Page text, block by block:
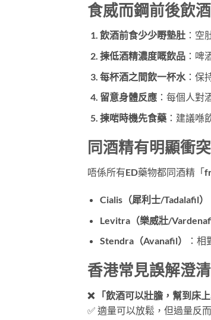
食威而鋼前後飲
飲酒前食少少嘢墊肚：空
揀低酒精濃度嘅飲品：啤
每杯酒之間飲一杯水 ：保
留意身體反應：每個人對
揀啱時機先食藥：建議喺
同酒精有明顯衝
唔係所有ED藥物都同酒精「
Cialis（犀利士/Tadalafil）
Levitra（樂威壯/
Stendra（Avanafil）
：
香港常見誤解澄清
❌ 「飲酒可以壯膽，幫到床上
✅ 適量可以放鬆，但過量反